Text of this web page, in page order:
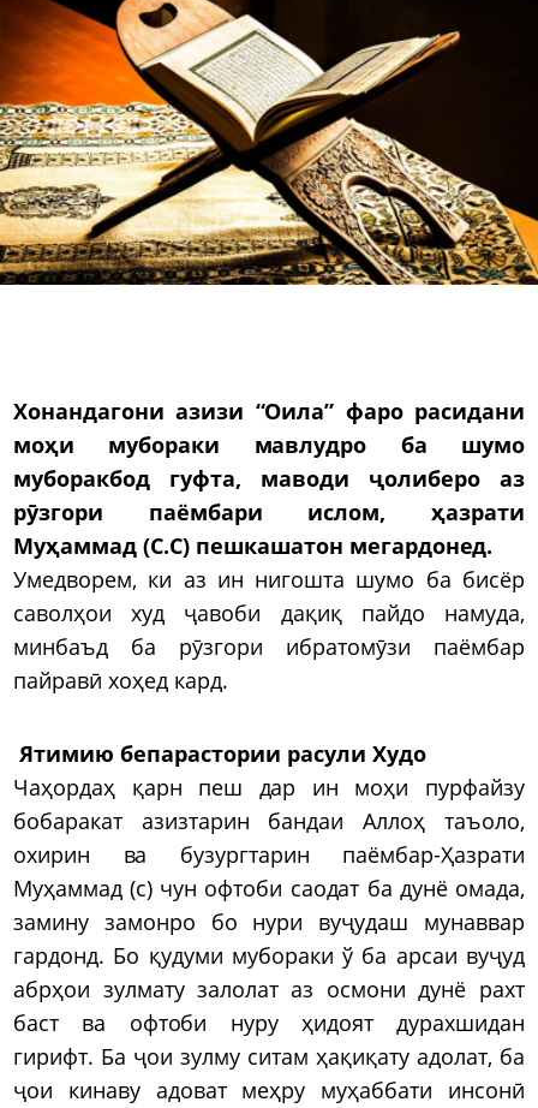
Хонандагони азизи “Оила” фаро расидани
моҳи мубораки мавлудро ба шумо
муборакбод гуфта, маводи ҷолиберо аз
рӯзгори паёмбари ислом, ҳазрати
Муҳаммад (С.С) пешкашатон мегардонед.
Умедворем, ки аз ин нигошта шумо ба бисёр
саволҳои худ ҷавоби дақиқ пайдо намуда,
минбаъд ба рӯзгори ибратомӯзи паёмбар
пайравӣ хоҳед кард.
Ятимию бепарастории расули Худо
Чаҳордаҳ қарн пеш дар ин моҳи пурфайзу
бобаракат азизтарин бандаи Аллоҳ таъоло,
охирин ва бузургтарин паёмбар-Ҳазрати
Муҳаммад (с) чун офтоби саодат ба дунё омада,
замину замонро бо нури вуҷудаш мунаввар
гардонд. Бо қудуми мубораки ў ба арсаи вуҷуд
абрҳои зулмату залолат аз осмони дунё рахт
баст ва офтоби нуру ҳидоят дурахшидан
гирифт. Ба ҷои зулму ситам ҳақиқату адолат, ба
ҷои кинаву адоват меҳру муҳаббати инсонӣ